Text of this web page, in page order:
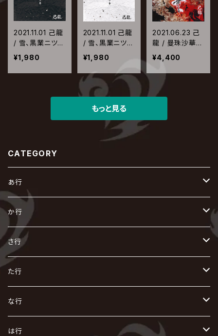
2021.11.01 己龍
/ 雪、黒業ニツキ
【Type-B】
¥1,980
2021.11.01 己龍
/ 雪、黒業ニツキ
【Type-A】
¥1,980
2021.06.23 己
龍 / 曼珠沙華
【Type-A】
¥4,400
もっと見る
CATEGORY
あ行
あ
R指定
AIOLIN
い
IKUO
exist†trace
う
VIRGE / ヴァージュ
Waive
え
ACE OF SPADES
お
か行
か
怪人二十面奏
Kαin
き
KISAKI
キズ
く
Crack6
け
さ行
さ
ザアザア
The THIRTEEN
し
Zeke Deux
す
た行
た
DASEIN
ち
な行
な
は行